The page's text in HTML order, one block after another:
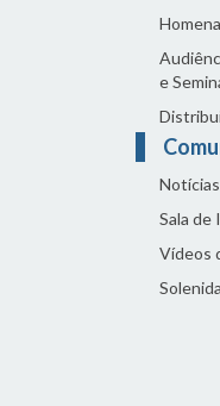
e
Notícias
Sala de
Vídeos